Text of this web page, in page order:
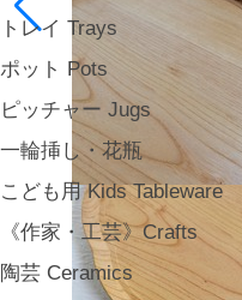
トレイ Trays
ポット Pots
ピッチャー Jugs
一輪挿し・花瓶
こども用 Kids Tableware
《作家・工芸》Crafts
陶芸 Ceramics